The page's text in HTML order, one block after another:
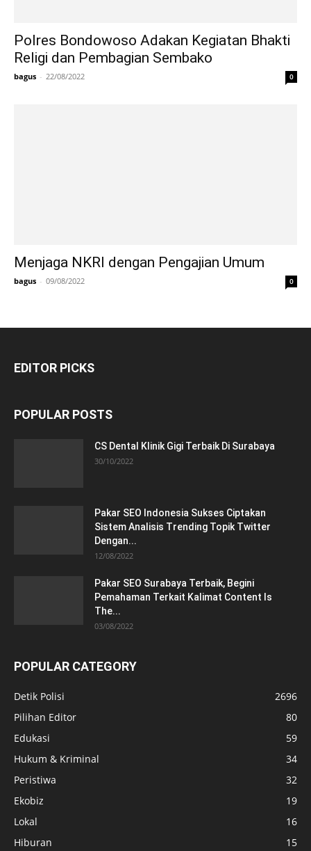
Polres Bondowoso Adakan Kegiatan Bhakti
Religi dan Pembagian Sembako
bagus - 22/08/2022 0
Menjaga NKRI dengan Pengajian Umum
bagus - 09/08/2022 0
EDITOR PICKS
POPULAR POSTS
CS Dental Klinik Gigi Terbaik Di Surabaya
30/10/2022
Pakar SEO Indonesia Sukses Ciptakan
Sistem Analisis Trending Topik Twitter
Dengan...
12/08/2022
Pakar SEO Surabaya Terbaik, Begini
Pemahaman Terkait Kalimat Content Is
The...
03/08/2022
POPULAR CATEGORY
Detik Polisi
2696
Pilihan Editor
80
Edukasi
59
Hukum & Kriminal
34
Peristiwa
32
Ekobiz
19
Lokal
16
Hiburan
15